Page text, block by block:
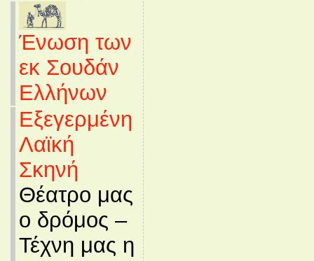
Ένωση των
εκ Σουδάν
Ελλήνων
Εξεγερμένη
Λαϊκή
Σκηνή
Θέατρο μας
ο δρόμος –
Τέχνη μας η